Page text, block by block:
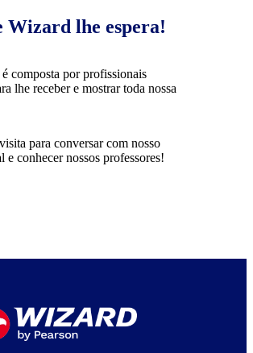
Wizard lhe espera!
composta por profissionais
lhe receber e mostrar toda nossa
para conversar com nosso
e conhecer nossos professores!